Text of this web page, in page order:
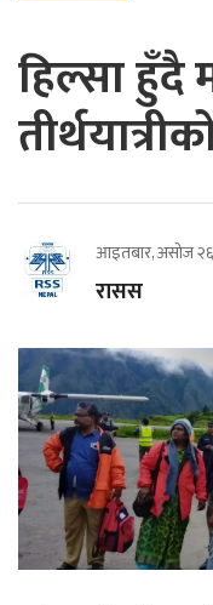
हिल्सा हुँदै
आइतबार, असोज
रासस